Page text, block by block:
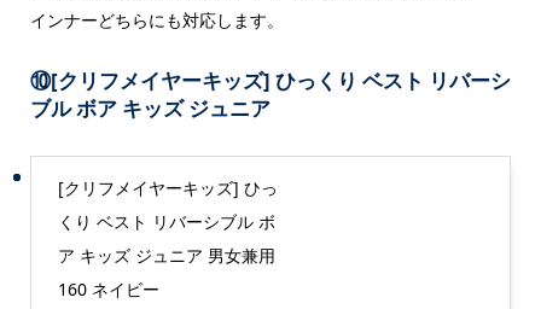
インナーどちらにも対応します。
⑩[クリフメイヤーキッズ] ひっくり ベスト リバーシ
ブル ボア キッズ ジュニア
[クリフメイヤーキッズ] ひっ
くり ベスト リバーシブル ボ
ア キッズ ジュニア 男女兼用
160 ネイビー